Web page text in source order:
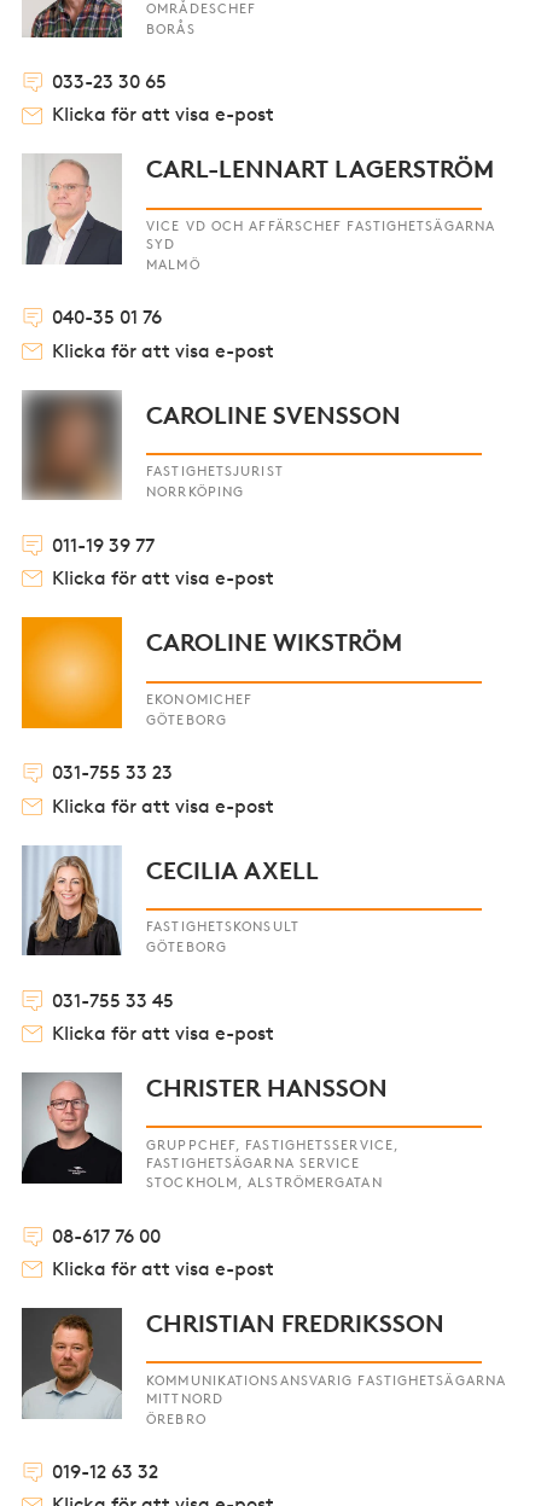
OMRÅDESCHEF
BORÅS
033-23 30 65
Klicka för att visa e-post
CARL-LENNART LAGERSTRÖM
VICE VD OCH AFFÄRSCHEF FASTIGHETSÄGARNA
SYD
MALMÖ
040-35 01 76
Klicka för att visa e-post
CAROLINE SVENSSON
FASTIGHETSJURIST
NORRKÖPING
011-19 39 77
Klicka för att visa e-post
CAROLINE WIKSTRÖM
EKONOMICHEF
GÖTEBORG
031-755 33 23
Klicka för att visa e-post
CECILIA AXELL
FASTIGHETSKONSULT
GÖTEBORG
031-755 33 45
Klicka för att visa e-post
CHRISTER HANSSON
GRUPPCHEF, FASTIGHETSSERVICE,
FASTIGHETSÄGARNA SERVICE
STOCKHOLM, ALSTRÖMERGATAN
08-617 76 00
Klicka för att visa e-post
CHRISTIAN FREDRIKSSON
KOMMUNIKATIONSANSVARIG FASTIGHETSÄGARNA
MITTNORD
ÖREBRO
019-12 63 32